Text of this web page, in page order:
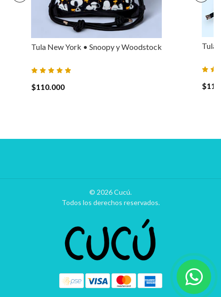
Tula New York • Snoopy y Woodstock
$110.000
Tula
© 2026 Cucú.
Todos los derechos reservados.